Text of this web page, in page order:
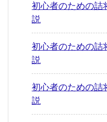
初心者のための
説
初心者のための
説
初心者のための
説